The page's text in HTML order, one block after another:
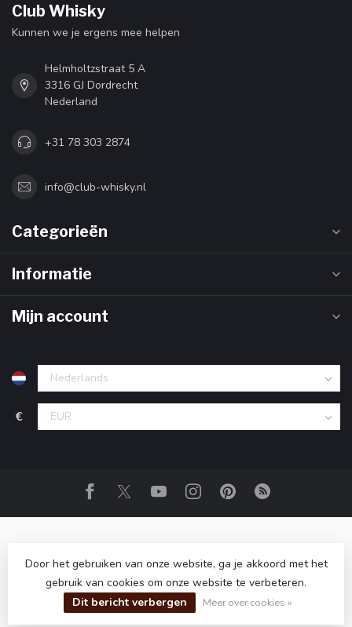
Club Whisky
Kunnen we je ergens mee helpen
Helmholtzstraat 5 A
3316 GJ Dordrecht
Nederland
+31 78 303 2874
info@club-whisky.nl
Categorieën
Informatie
Mijn account
€
© Copyright 2026 Club Whisky- Powered byLightspeed-
Lightspeed designby Dyvelopment
Door het gebruiken van onze website, ga je akkoord met het
gebruik van cookies om onze website te verbeteren.
Dit bericht verbergen
Meer over cookies »